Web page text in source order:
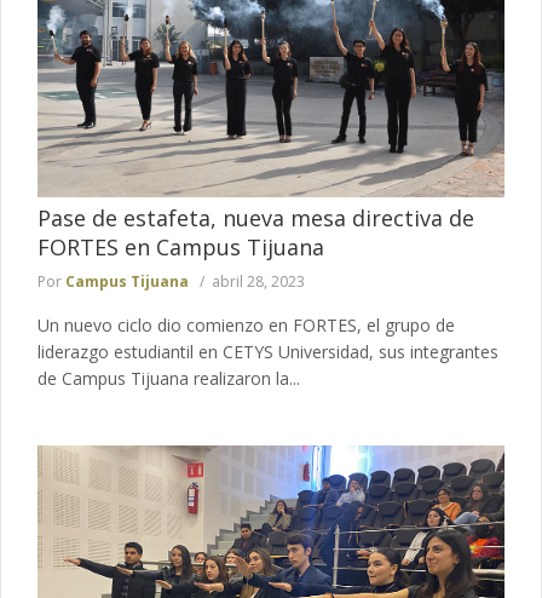
Pase de estafeta, nueva mesa directiva de
FORTES en Campus Tijuana
Por Campus Tijuana abril 28, 2023
Un nuevo ciclo dio comienzo en FORTES, el grupo de
liderazgo estudiantil en CETYS Universidad, sus integrantes
de Campus Tijuana realizaron la...